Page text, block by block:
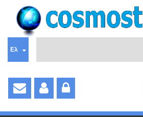
Ελ